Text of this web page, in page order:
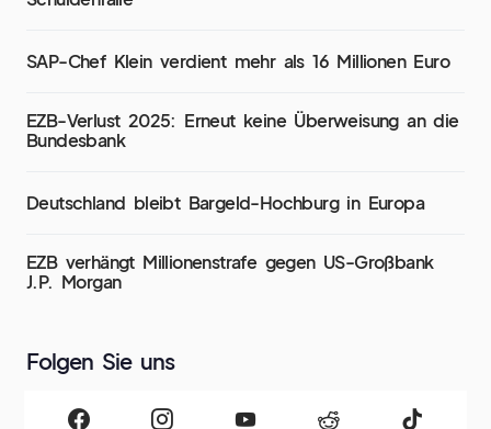
SAP-Chef Klein verdient mehr als 16 Millionen Euro
EZB-Verlust 2025: Erneut keine Überweisung an die
Bundesbank
Deutschland bleibt Bargeld-Hochburg in Europa
EZB verhängt Millionenstrafe gegen US-Großbank
J.P. Morgan
Folgen Sie uns